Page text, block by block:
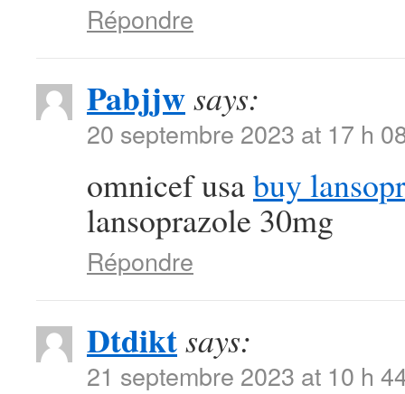
Répondre
Pabjjwsays:
20 septembre 2023 at 17 h
omnicef usabuy
lansoprazole 30mg
Répondre
Dtdiktsays:
21 septembre 2023 at 10 h